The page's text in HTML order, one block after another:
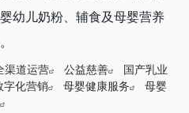
幼儿奶粉、辅食及母婴营养
渠道运营 公益慈善
国产乳业
字化营销 母婴健康服务
母婴